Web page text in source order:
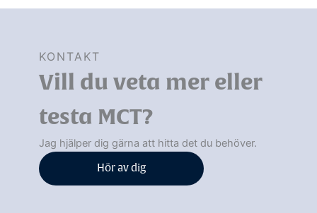
KONTAKT
Vill du veta mer eller
testa MCT?
Jag hjälper dig gärna att hitta det du behöver.
Hör av dig